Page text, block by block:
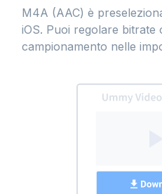
M4A (AAC) è
iOS. Puoi regolare bitrate
campionamento nelle